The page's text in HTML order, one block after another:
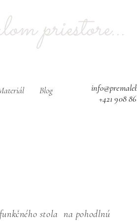
priestore...​
Blog
+421 908
stola na pohodlnú